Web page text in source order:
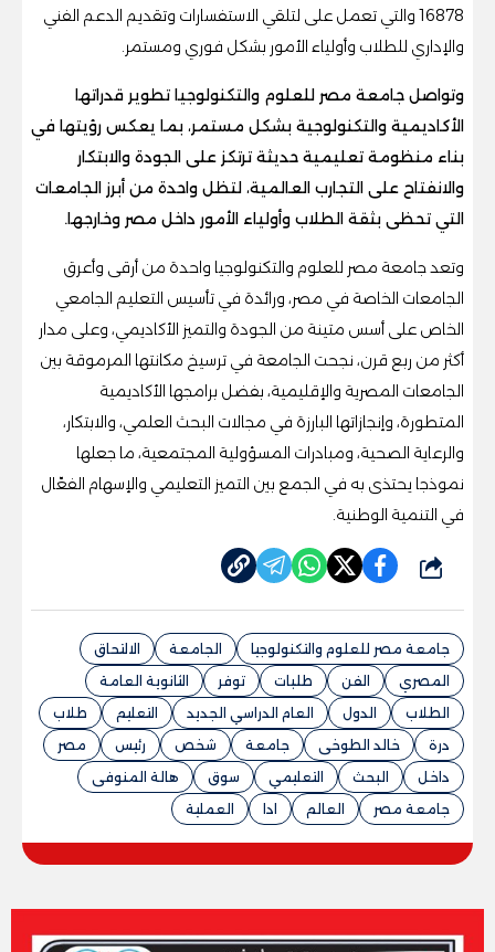
16878 والتي تعمل على لتلقي الاستفسارات وتقديم الدعم الفني
والإداري للطلاب وأولياء الأمور بشكل فوري ومستمر.
وتواصل جامعة مصر للعلوم والتكنولوجيا تطوير قدراتها
الأكاديمية والتكنولوجية بشكل مستمر، بما يعكس رؤيتها في
بناء منظومة تعليمية حديثة ترتكز على الجودة والابتكار
والانفتاح على التجارب العالمية، لتظل واحدة من أبرز الجامعات
التي تحظى بثقة الطلاب وأولياء الأمور داخل مصر وخارجها.
وتعد جامعة مصر للعلوم والتكنولوجيا واحدة من أرقى وأعرق
الجامعات الخاصة في مصر، ورائدة في تأسيس التعليم الجامعي
الخاص على أسس متينة من الجودة والتميز الأكاديمي، وعلى مدار
أكثر من ربع قرن، نجحت الجامعة في ترسيخ مكانتها المرموقة بين
الجامعات المصرية والإقليمية، بفضل برامجها الأكاديمية
المتطورة، وإنجازاتها البارزة في مجالات البحث العلمي، والابتكار،
والرعاية الصحية، ومبادرات المسؤولية المجتمعية، ما جعلها
نموذجا يحتذى به في الجمع بين التميز التعليمي والإسهام الفعّال
في التنمية الوطنية.
شارك
جامعة مصر للعلوم والتكنولوجيا الجامعة
الالتحاق
المصري
الفن طلبات توفر
الثانوية العامة
الطلاب
الدول العام الدراسي الجديد التعليم
طلاب
درة
خالد الطوخى جامعة شخص رئيس
مصر
داخل
البحث التعليمي سوق
هالة المنوفى
جامعة مصر
العالم ادا العملية